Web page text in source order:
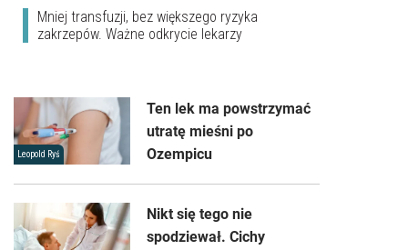
Mniej transfuzji, bez większego ryzyka
zakrzepów. Ważne odkrycie lekarzy
Leopold Ryś
Ten lek ma powstrzymać
utratę mieśni po
Ozempicu
Nikt się tego nie
spodziewał. Cichy